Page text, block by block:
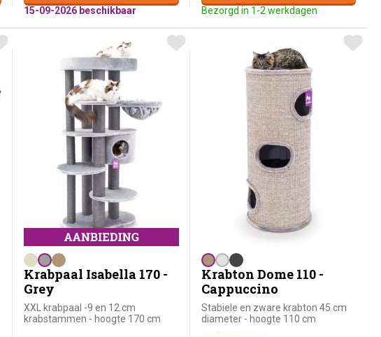
15-09-2026 beschikbaar Bezorgd in 1-2 werkdagen
Krabpaal Isabella 170 -
Grey
XXL krabpaal -9 en 12 cm
krabstammen - hoogte 170 cm
Krabton Dome 110 -
Cappuccino
Stabiele en zware krabton 45 cm
diameter - hoogte 110 cm